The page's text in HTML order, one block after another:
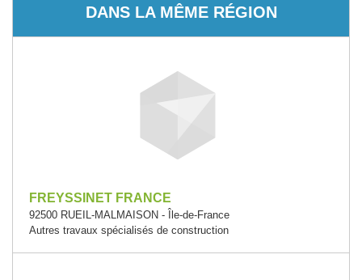
DANS LA MÊME RÉGION
FREYSSINET FRANCE
92500 RUEIL-MALMAISON - Île-de-France
Autres travaux spécialisés de construction